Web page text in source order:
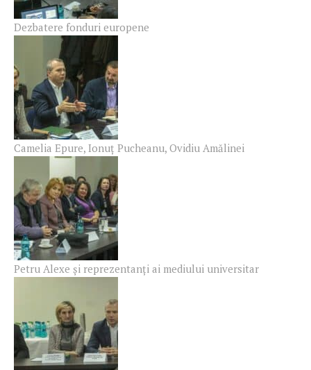
Dezbatere fonduri europene
Camelia Epure, Ionuț Pucheanu, Ovidiu Amălinei
Petru Alexe și reprezentanți ai mediului universitar